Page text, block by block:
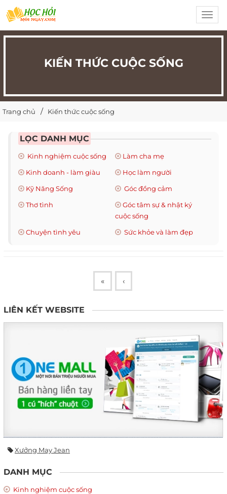
KIẾN THỨC CUỘC SỐNG
Trang chủ Kiến thức cuộc sống
LỌC DANH MỤC
Kinh nghiệm cuộc sống
Làm cha mẹ
Kinh doanh - làm giàu
Học làm người
Kỹ Năng Sống
Góc đồng cảm
Thơ tình
Góc tâm sự & nhật ký
cuộc sống
Chuyện tình yêu
Sức khỏe và làm đẹp
« ‹
LIÊN KẾT WEBSITE
Xưởng May Jean
DANH MỤC
Kinh nghiệm cuộc sống